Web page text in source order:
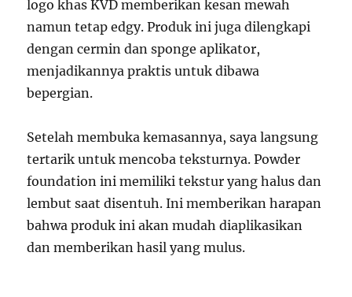
logo khas KVD memberikan kesan mewah
namun tetap edgy. Produk ini juga dilengkapi
dengan cermin dan sponge aplikator,
menjadikannya praktis untuk dibawa
bepergian.
Setelah membuka kemasannya, saya langsung
tertarik untuk mencoba teksturnya. Powder
foundation ini memiliki tekstur yang halus dan
lembut saat disentuh. Ini memberikan harapan
bahwa produk ini akan mudah diaplikasikan
dan memberikan hasil yang mulus.